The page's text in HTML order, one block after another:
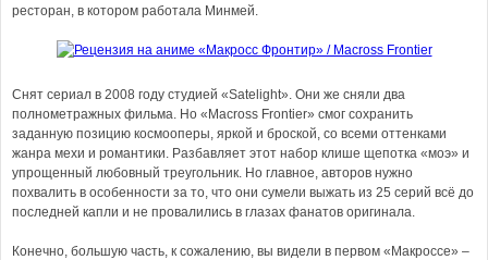
ресторан, в котором работала Минмей.
Снят сериал в 2008 году студией «Satelight». Они же сняли два
полнометражных фильма. Но «Macross Frontier» смог сохранить
заданную позицию космооперы, яркой и броской, со всеми оттенками
жанра мехи и романтики. Разбавляет этот набор клише щепотка «моэ» и
упрощенный любовный треугольник. Но главное, авторов нужно
похвалить в особенности за то, что они сумели выжать из 25 серий всё до
последней капли и не провалились в глазах фанатов оригинала.
Конечно, большую часть, к сожалению, вы видели в первом «Макроссе» –